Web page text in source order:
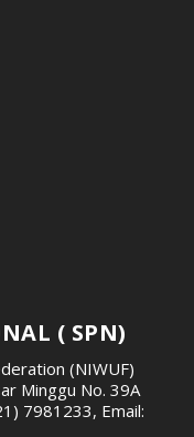
( SPN)
(NIWUF)
Minggu No. 39A
7981233, Email: